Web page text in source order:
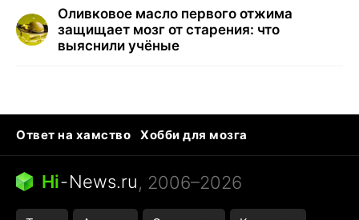
Оливковое масло первого отжима
защищает мозг от старения: что
выяснили учёные
Ответ на хамство
Хобби для мозга
Бензин 100 и 95
Тунцы в океанариуме
Следующая пандемия
Hi-News.ru, 2006–2026